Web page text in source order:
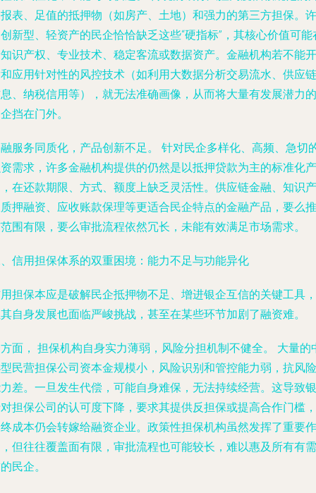
表、足值的抵押物（如房产、土地）和强力的第三方担保。许
新型、轻资产的民企恰恰缺乏这些“硬指标”，其核心价值可能
识产权、专业技术、稳定客流或数据资产。金融机构若不能开
应用针对性的风控技术（如利用大数据分析交易流水、供应链
、纳税信用等），就无法准确画像，从而将大量有发展潜力的
挡在门外。
服务同质化，产品创新不足。
针对民企多样化、高频、急切
需求，许多金融机构提供的仍然是以抵押贷款为主的标准化产
在还款期限、方式、额度上缺乏灵活性。供应链金融、知识产
押融资、应收账款保理等更适合民企特点的金融产品，要么推
围有限，要么审批流程依然冗长，未能有效满足市场需求。
信用担保体系的双重困境：能力不足与功能异化
担保本应是破解民企抵押物不足、增进银企互信的关键工具，
自身发展也面临严峻挑战，甚至在某些环节加剧了融资难。
面， 担保机构自身实力薄弱，风险分担机制不健全。
大量的
民营担保公司资本金规模小，风险识别和管控能力弱，抗风险
差。一旦发生代偿，可能自身难保，无法持续经营。这导致银
担保公司的认可度下降，要求其提供反担保或提高合作门槛，
成本仍会转嫁给融资企业。政策性担保机构虽然发挥了重要作
但往往覆盖面有限，审批流程也可能较长，难以惠及所有有需
民企。